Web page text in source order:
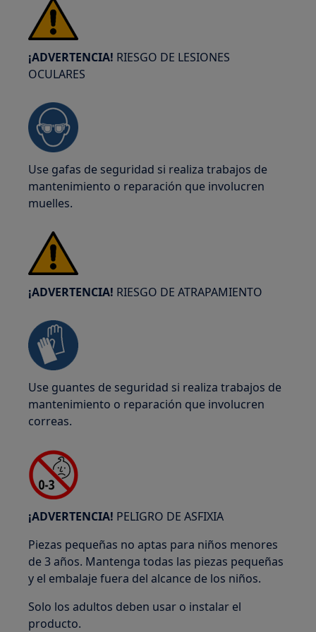
¡ADVERTENCIA! RIESGO DE LESIONES
OCULARES
Use gafas de seguridad si realiza trabajos de
mantenimiento o reparación que involucren
muelles.
¡ADVERTENCIA! RIESGO DE ATRAPAMIENTO
Use guantes de seguridad si realiza trabajos de
mantenimiento o reparación que involucren
correas.
¡ADVERTENCIA! PELIGRO DE ASFIXIA
Piezas pequeñas no aptas para niños menores
de 3 años. Mantenga todas las piezas pequeñas
y el embalaje fuera del alcance de los niños.
Solo los adultos deben usar o instalar el
producto.